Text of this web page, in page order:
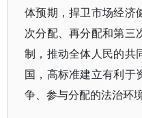
体预期，捍卫市场经济
次分配、再分配和第三
制，推动全体人民的共
国，高标准建立有利于
争、参与分配的法治环